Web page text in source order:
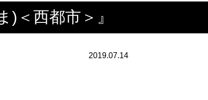
＜西都市＞』
2019.07.14